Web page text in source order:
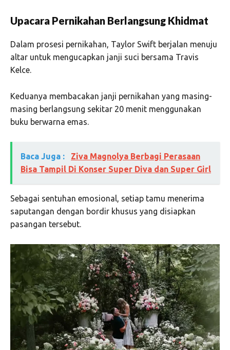
Upacara Pernikahan Berlangsung Khidmat
Dalam prosesi pernikahan, Taylor Swift berjalan menuju
altar untuk mengucapkan janji suci bersama Travis
Kelce.
Keduanya membacakan janji pernikahan yang masing-
masing berlangsung sekitar 20 menit menggunakan
buku berwarna emas.
Baca Juga :
Ziva Magnolya Berbagi Perasaan
Bisa Tampil Di Konser Super Diva dan Super Girl
Sebagai sentuhan emosional, setiap tamu menerima
saputangan dengan bordir khusus yang disiapkan
pasangan tersebut.